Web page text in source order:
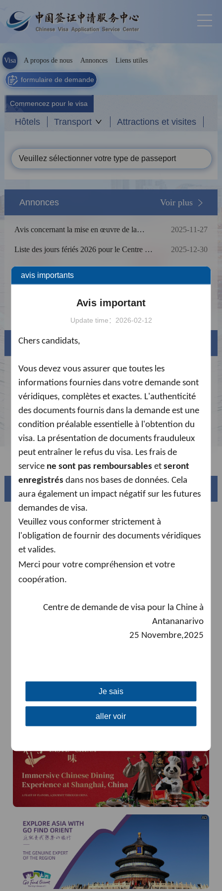
Visa A propos de nous Annonces Liens utiles
formulaire de demande
Commencez pour le visa
Hôtels Transport Attractions et visites
Veuillez sélectionner votre type de passeport
Annonces Voir plus
Avis concernant la mise en œuvre de la
les étrangers
2025-11-27
Liste des jours fériés 2026 pour le Centre de
2025-12-30
Avis de fermeture du 24 juillet 2026 2026-07-23
Avis de modification de la procédure de
paiement des frais de service
Visa info
Types de visas et liste de matériel
Frais de Visa
Exemplaire de formulaire de demande
Téléchargements
FAQ
La magnifique Chine
Le bassin du Fleuve Jaune et ses 18,000km de côtes
AD
avis importants
Avis important
Update time：2026-02-12
Chers candidats,
Vous devez vous assurer que toutes les
informations fournies dans votre demande sont
véridiques, complètes et exactes. L'authenticité
des documents fournis dans la demande est une
condition préalable essentielle à l'obtention du
visa. La présentation de documents frauduleux
peut entraîner le refus du visa. Les frais de
service ne sont pas remboursables etseront
enregistrés dans nos bases de données. Cela
aura également un impact négatif sur les futures
demandes de visa.
Veuillez vous conformer strictement à
l'obligation de fournir des documents véridiques
et valides.
Merci pour votre compréhension et votre
coopération.
Centre de demande de visa pour la Chine à
Antananarivo
25 Novembre,2025
Je sais
aller voir